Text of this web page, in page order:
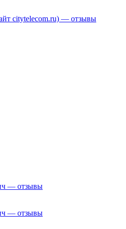
citytelecom.ru) — отзывы
— отзывы
— отзывы